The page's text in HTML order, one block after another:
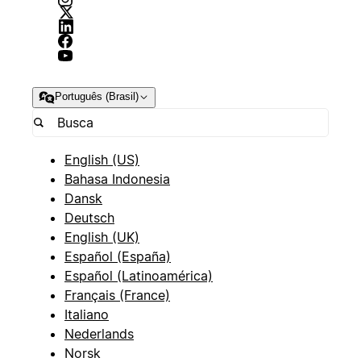
Português (Brasil)
English (US)
Bahasa Indonesia
Dansk
Deutsch
English (UK)
Español (España)
Español (Latinoamérica)
Français (France)
Italiano
Nederlands
Norsk